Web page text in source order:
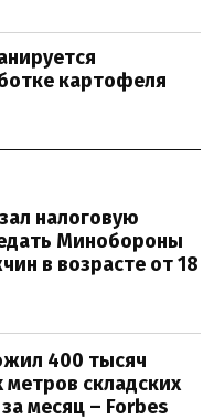
картофеля
налоговую
Минобороны
в возрасте от 18
400 тысяч
складских
месяц – Forbes